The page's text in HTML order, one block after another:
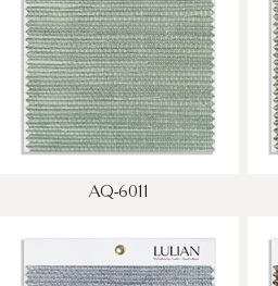
AQ-6011